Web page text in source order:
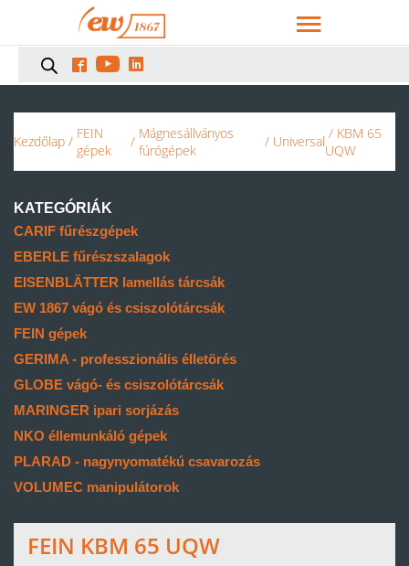
  
Kezdőlap / FEIN
gépek
/ Mágnesállványos
fúrógépek
/ Universal / KBM 65
UQW
KATEGÓRIÁK
CARIF fűrészgépek
EBERLE fűrészszalagok
EISENBLÄTTER lamellás tárcsák
EW 1867 vágó és csiszolótárcsák
FEIN gépek
GERIMA - professzionális élletörés
GLOBE vágó- és csiszolótárcsák
MARINGER ipari sorjázás
NKO éllemunkáló gépek
PLARAD - nagynyomatékú csavarozás
VOLUMEC manipulátorok
FEIN KBM 65 UQW